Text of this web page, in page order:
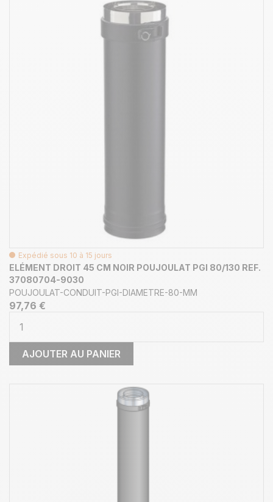
Expédié sous 10 à 15 jours
ELÉMENT DROIT 45 CM NOIR POUJOULAT PGI 80/130 REF.
37080704-9030
POUJOULAT-CONDUIT-PGI-DIAMETRE-80-MM
97,76 €
AJOUTER AU PANIER